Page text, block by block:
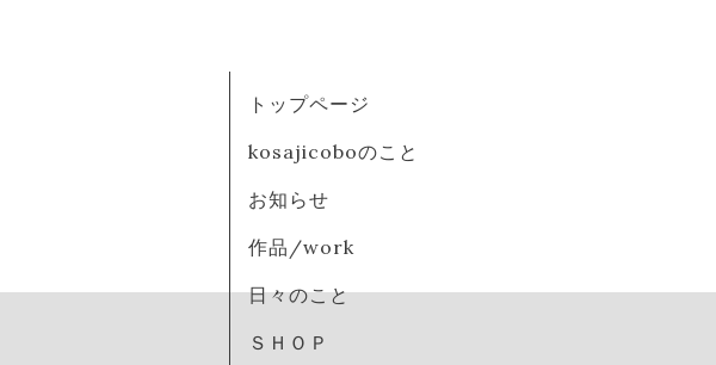
トップページ
kosajicoboのこと
お知らせ
作品/work
日々のこと
ＳＨＯＰ